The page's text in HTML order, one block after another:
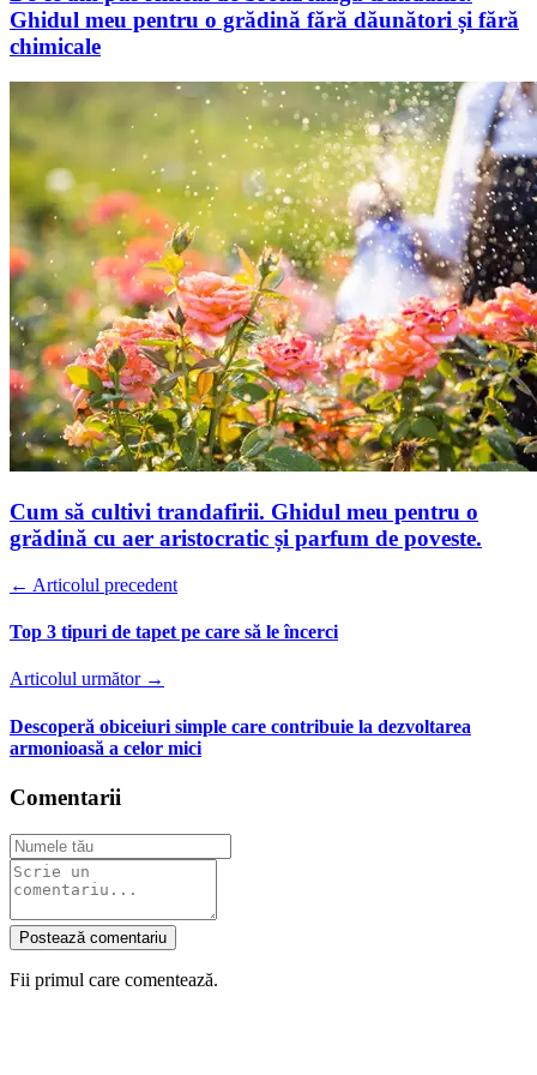
Ghidul meu pentru o grădină fără dăunători și fără
chimicale
Cum să cultivi trandafirii. Ghidul meu pentru o
grădină cu aer aristocratic și parfum de poveste.
← Articolul precedent
Top 3 tipuri de tapet pe care să le încerci
Articolul următor →
Descoperă obiceiuri simple care contribuie la dezvoltarea
armonioasă a celor mici
Comentarii
Postează comentariu
Fii primul care comentează.